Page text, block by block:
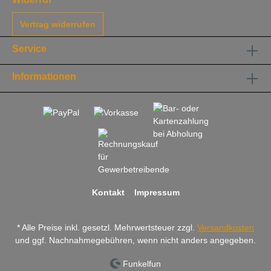
Vertrag widerrufen
Service
Informationen
Kontakt Impressum
* Alle Preise inkl. gesetzl. Mehrwertsteuer zzgl. Versandkosten
und ggf. Nachnahmegebühren, wenn nicht anders angegeben.
Funkelfun